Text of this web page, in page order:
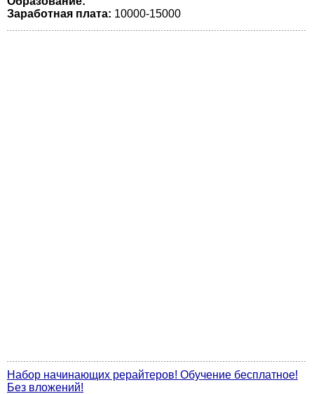
Заработная плата: 10000-15000
Набор начинающих рерайтеров! Обучение бесплатное!
Без вложений!